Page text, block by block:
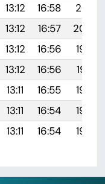
13:12 16:58
20:01
13:12 16:57
20:00
13:12 16:56
19:59
13:12 16:56
19:57
13:11 16:55
19:56
13:11 16:54
19:54
13:11 16:54 19:53